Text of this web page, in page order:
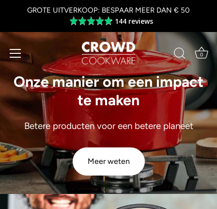
Overslaan
GROTE UITVERKOOP: BESPAAR MEER DAN € 50
Average
rating
4.8
out
of
5
144 reviews
0
Onze manier om een impact
te maken
Betere producten voor een betere planeet
Meer weten